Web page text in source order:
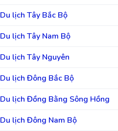
Du lịch Tây Bắc Bộ
Du lịch Tây Nam Bộ
Du lịch Tây Nguyên
Du lịch Đông Bắc Bộ
Du lịch Đồng Bằng Sông Hồng
Du lịch Đông Nam Bộ